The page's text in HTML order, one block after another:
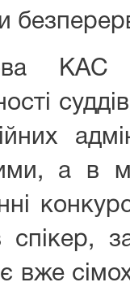
а в
спікер,
вже